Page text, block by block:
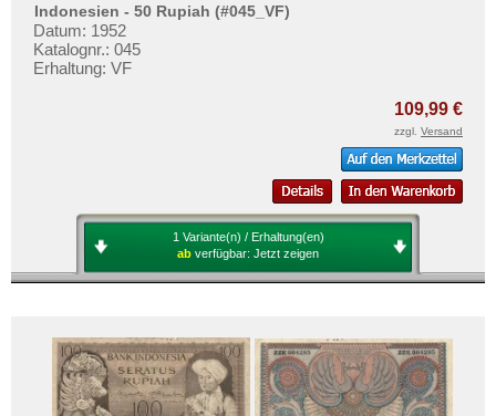
Indonesien - 50 Rupiah (#045_VF)
Datum: 1952
Katalognr.: 045
Erhaltung: VF
109,99 €
zzgl. Versand
1 Variante(n) / Erhaltung(en)
ab verfügbar: Jetzt zeigen